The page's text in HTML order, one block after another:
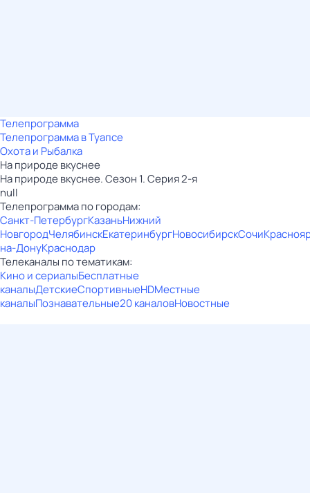
Телепрограмма
Телепрограмма в Туапсе
Охота и Рыбалка
На природе вкуснее
На природе вкуснее. Сезон 1. Серия 2-я
null
Телепрограмма по городам:
Санкт-ПетербургКазаньНижний
НовгородЧелябинскЕкатеринбургНовосибирскСочи
на-ДонуКраснодар
Телеканалы по тематикам:
Кино и сериалыБесплатные
каналыДетскиеСпортивныеHDМестные
каналыПознавательные20 каналовНовостные